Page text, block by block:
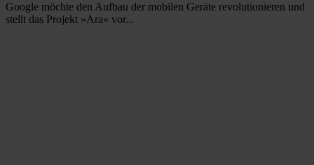
Google möchte den Aufbau der mobilen Geräte revolutionieren und
stellt das Projekt »Ara« vor...